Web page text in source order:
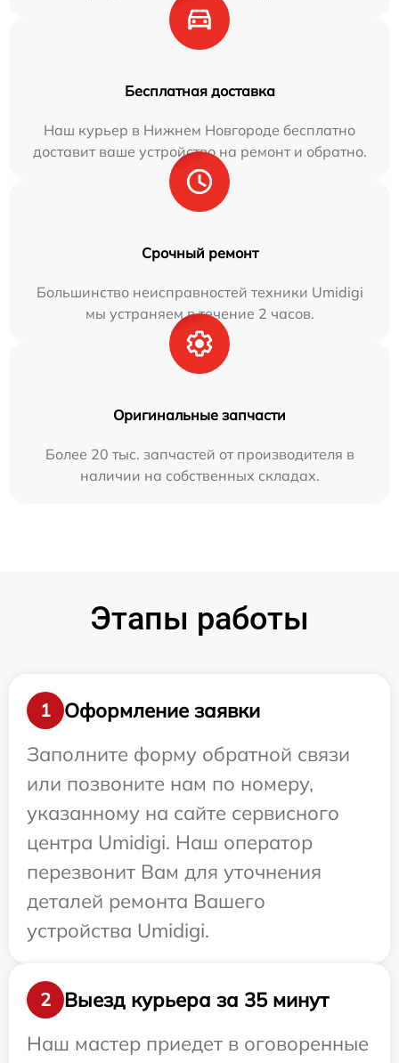
Бесплатная доставка
Наш курьер в Нижнем Новгороде бесплатно
доставит ваше устройство на ремонт и обратно.
Срочный ремонт
Большинство неисправностей техники Umidigi
мы устраняем в течение 2 часов.
Оригинальные запчасти
Более 20 тыс. запчастей от производителя в
наличии на собственных складах.
Этапы работы
1
Оформление заявки
Заполните форму обратной связи
или позвоните нам по номеру,
указанному на сайте сервисного
центра Umidigi. Наш оператор
перезвонит Вам для уточнения
деталей ремонта Вашего
устройства Umidigi.
2
Выезд курьера за 35 минут
Наш мастер приедет в оговоренные